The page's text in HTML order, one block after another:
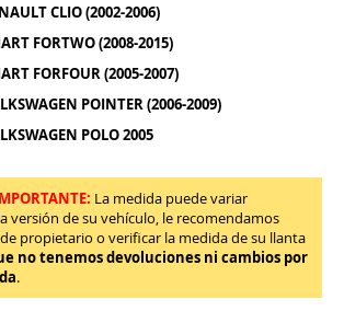
CLIO (2002-2006)
FORTWO (2008-2015)
FORFOUR (2005-2007)
POINTER (2006-2009)
POLO 2005
La medida puede variar
versión de su vehículo, le recomendamos
propietario o verificar la medida de su llanta
no tenemos devoluciones ni cambios por
.